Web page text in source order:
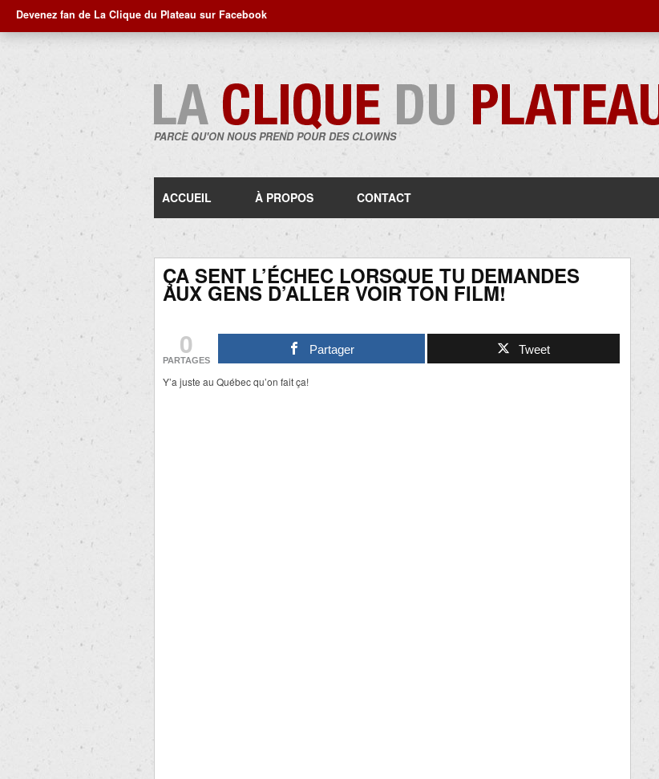
Devenez fan de La Clique du Plateau sur Facebook
PARCE QU'ON NOUS PREND POUR DES CLOWNS
au
ACCUEIL À PROPOS CONTACT
ÇA SENT L’ÉCHEC LORSQUE TU DEMANDES
AUX GENS D’ALLER VOIR TON FILM!
0
PARTAGES
Partager Tweet
Y’a juste au Québec qu’on fait ça!